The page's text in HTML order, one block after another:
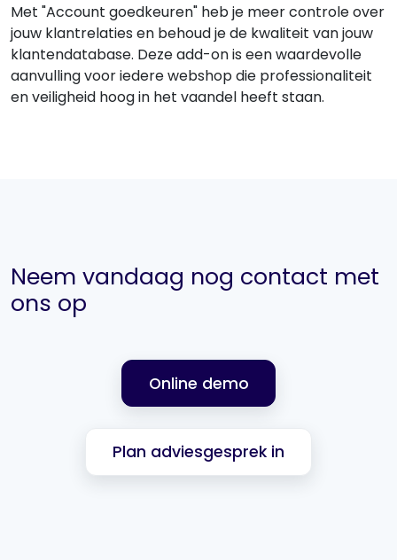
Met "Account goedkeuren" heb je meer controle over
jouw klantrelaties en behoud je de kwaliteit van jouw
klantendatabase. Deze add-on is een waardevolle
aanvulling voor iedere webshop die professionaliteit
en veiligheid hoog in het vaandel heeft staan.
Neem vandaag nog contact met
ons op
Online demo
Plan adviesgesprek in